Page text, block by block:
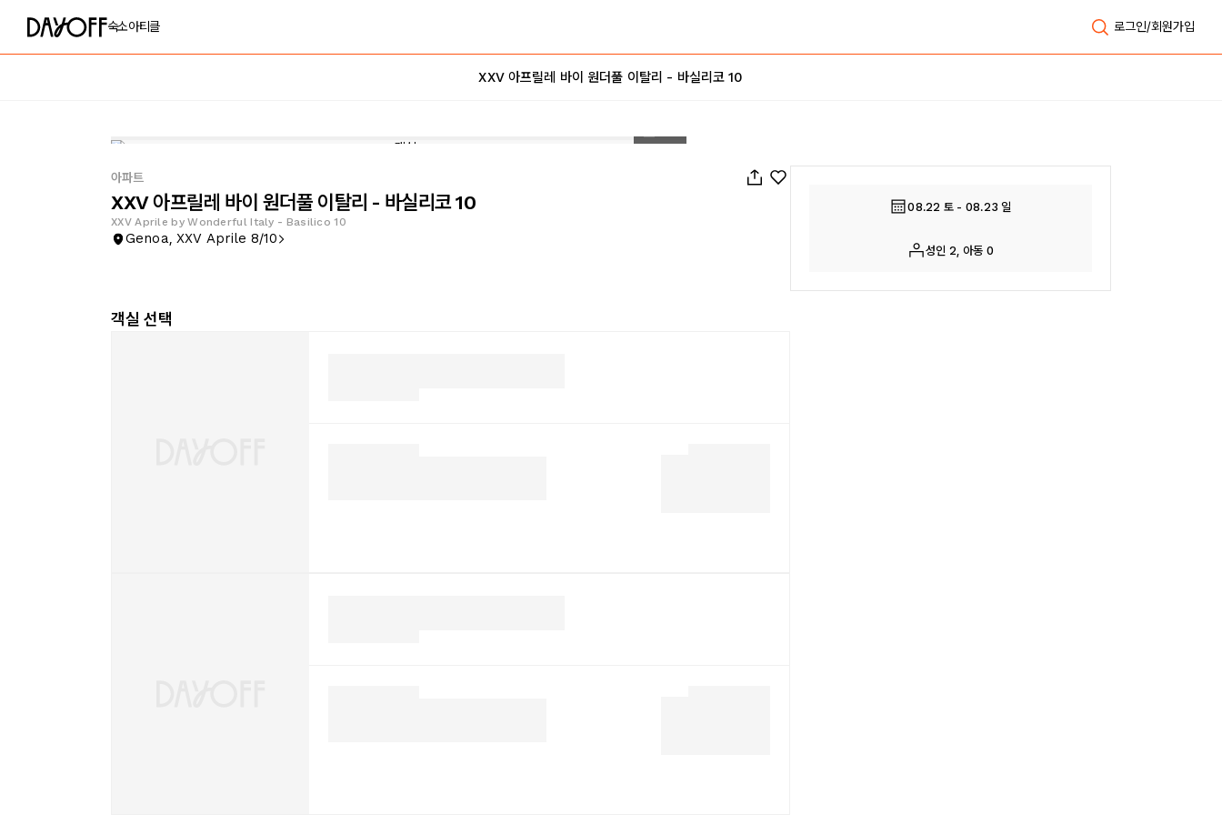
숙소아티클 로그인/회원가입
XXV 아프릴레 바이 원더풀 이탈리 - 바실리코 10
아파트
XXV 아프릴레 바이 원더풀 이탈리 - 바실리코 10
XXV Aprile by Wonderful Italy - Basilico 10
Genoa, XXV Aprile 8/10
객실 선택
08.22 토 - 08.23 일
성인 2, 아동 0